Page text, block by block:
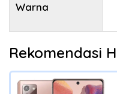
Warna
Rekomendasi